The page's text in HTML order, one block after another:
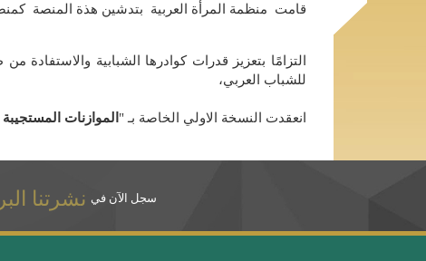
قامت منظمة المرأة العربية بتدشين هذة المنصة
التزامًا بتعزيز قدرات كوادرها الشبابية
للشباب العربي،
انعقدت النسخة الاولي الخاصة بـ " الموازنات
سجل الآن في نشرتنا